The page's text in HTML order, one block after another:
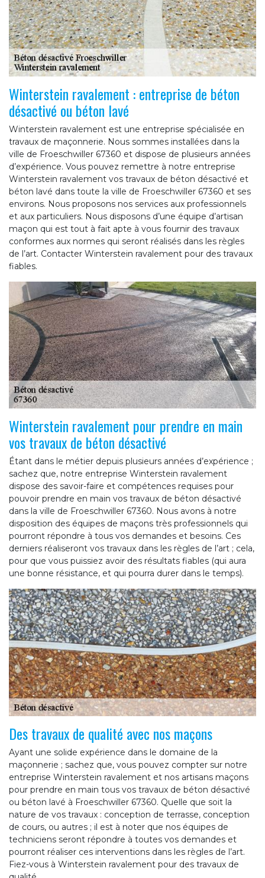
Winterstein ravalement : entreprise de béton
désactivé ou béton lavé
Winterstein ravalement est une entreprise spécialisée en
travaux de maçonnerie. Nous sommes installées dans la
ville de Froeschwiller 67360 et dispose de plusieurs années
d’expérience. Vous pouvez remettre à notre entreprise
Winterstein ravalement vos travaux de béton désactivé et
béton lavé dans toute la ville de Froeschwiller 67360 et ses
environs. Nous proposons nos services aux professionnels
et aux particuliers. Nous disposons d’une équipe d’artisan
maçon qui est tout à fait apte à vous fournir des travaux
conformes aux normes qui seront réalisés dans les règles
de l’art. Contacter Winterstein ravalement pour des travaux
fiables.
Winterstein ravalement pour prendre en main
vos travaux de béton désactivé
Étant dans le métier depuis plusieurs années d’expérience ;
sachez que, notre entreprise Winterstein ravalement
dispose des savoir-faire et compétences requises pour
pouvoir prendre en main vos travaux de béton désactivé
dans la ville de Froeschwiller 67360. Nous avons à notre
disposition des équipes de maçons très professionnels qui
pourront répondre à tous vos demandes et besoins. Ces
derniers réaliseront vos travaux dans les règles de l’art ; cela,
pour que vous puissiez avoir des résultats fiables (qui aura
une bonne résistance, et qui pourra durer dans le temps).
Des travaux de qualité avec nos maçons
Ayant une solide expérience dans le domaine de la
maçonnerie ; sachez que, vous pouvez compter sur notre
entreprise Winterstein ravalement et nos artisans maçons
pour prendre en main tous vos travaux de béton désactivé
ou béton lavé à Froeschwiller 67360. Quelle que soit la
nature de vos travaux : conception de terrasse, conception
de cours, ou autres ; il est à noter que nos équipes de
techniciens seront répondre à toutes vos demandes et
pourront réaliser ces interventions dans les règles de l’art.
Fiez-vous à Winterstein ravalement pour des travaux de